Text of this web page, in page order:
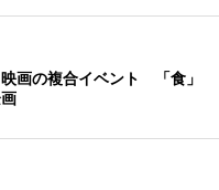
画の複合イベント 「食」